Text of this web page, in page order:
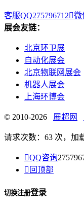
客服QQ275796712微
展会友链：
北京环卫展
自动化展会
北京物联网展会
机器人展会
上海环博会
© 2010-2026 展超网
请求次数：63 次，加
QQ咨询
 回顶部
切换注册登录